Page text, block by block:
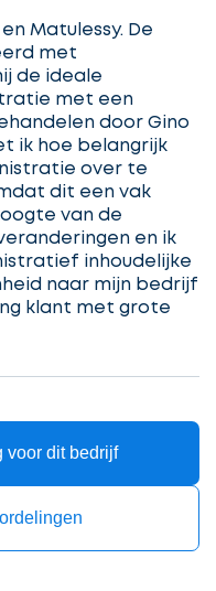
Matulessy. De
met
de ideale
met een
door Gino
ik hoe belangrijk
over te
dit een vak
van de
en ik
inhoudelijke
naar mijn bedrijf
klant met grote
voor dit bedrijf